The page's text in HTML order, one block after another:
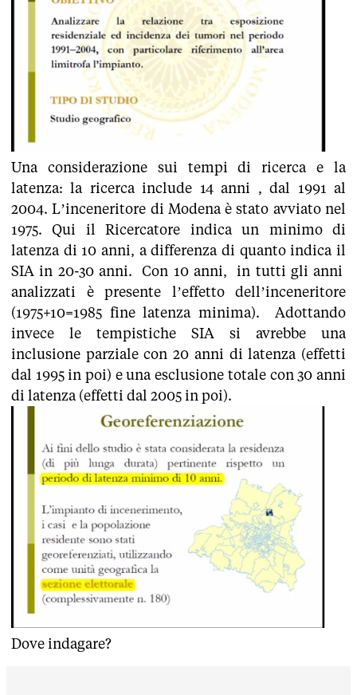
Una considerazione sui tempi di ricerca e la
latenza: la ricerca include 14 anni , dal 1991 al
2004. L’inceneritore di Modena è stato avviato nel
1975. Qui il Ricercatore indica un minimo di
latenza di 10 anni, a differenza di quanto indica il
SIA in 20-30 anni. Con 10 anni, in tutti gli anni
analizzati è presente l’effetto dell’inceneritore
(1975+10=1985 fine latenza minima). Adottando
invece le tempistiche SIA si avrebbe una
inclusione parziale con 20 anni di latenza (effetti
dal 1995 in poi) e una esclusione totale con 30 anni
di latenza (effetti dal 2005 in poi).
Dove indagare?